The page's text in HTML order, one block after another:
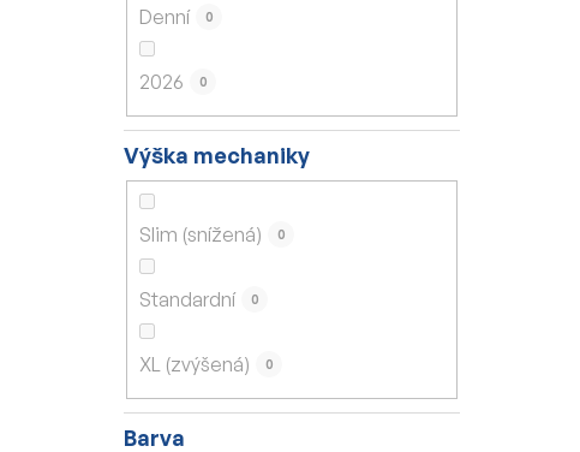
Denní 0
2026 0
Výška mechaniky
Slim (snížená) 0
Standardní 0
XL (zvýšená) 0
Barva